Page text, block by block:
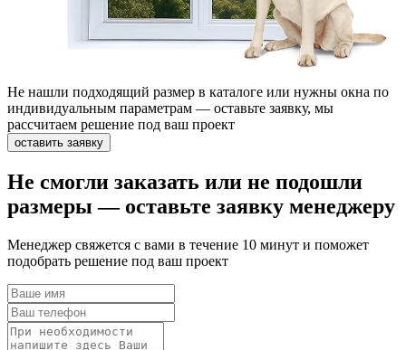
Не нашли подходящий размер в каталоге или нужны окна по
индивидуальным параметрам — оставьте заявку, мы
рассчитаем решение под ваш проект
оставить заявку
Не смогли заказать или не подошли
размеры — оставьте заявку менеджеру
Менеджер свяжется с вами в течение 10 минут и поможет
подобрать решение под ваш проект